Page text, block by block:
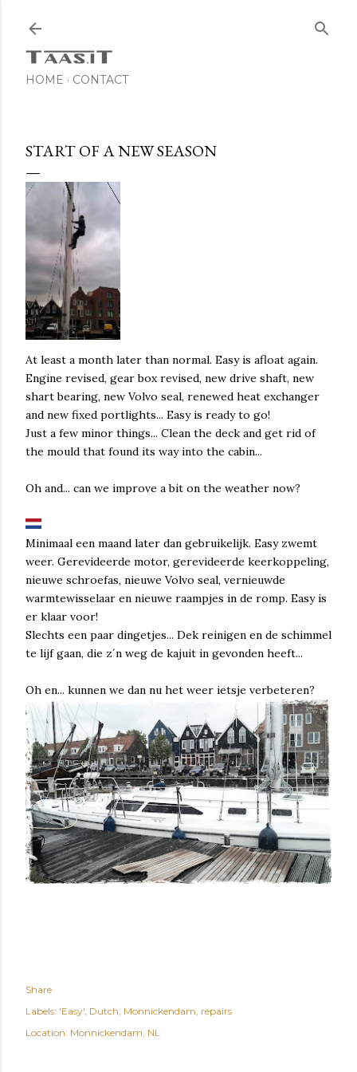
HOME CONTACT
START OF A NEW SEASON
At least a month later than normal. Easy is afloat again.
Engine revised, gear box revised, new drive shaft, new
shart bearing, new Volvo seal, renewed heat exchanger
and new fixed portlights... Easy is ready to go!
Just a few minor things... Clean the deck and get rid of
the mould that found its way into the cabin...
Oh and... can we improve a bit on the weather now?
Minimaal een maand later dan gebruikelijk. Easy zwemt
weer. Gerevideerde motor, gerevideerde keerkoppeling,
nieuwe schroefas, nieuwe Volvo seal, vernieuwde
warmtewisselaar en nieuwe raampjes in de romp. Easy is
er klaar voor!
Slechts een paar dingetjes... Dek reinigen en de schimmel
te lijf gaan, die z´n weg de kajuit in gevonden heeft...
Oh en... kunnen we dan nu het weer ietsje verbeteren?
Share
Labels: 'Easy' Dutch Monnickendam repairs
Location: Monnickendam, NL